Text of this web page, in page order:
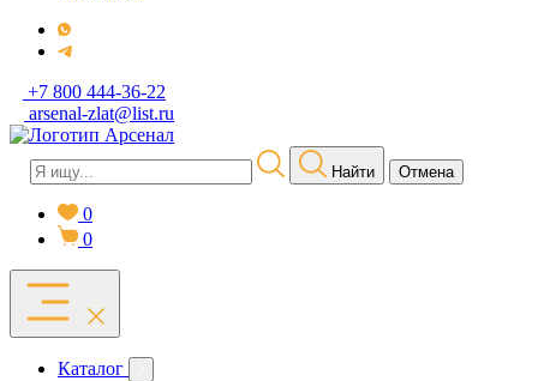
+7 800 444-36-22
arsenal-zlat@list.ru
Найти Отмена
0
0
Каталог